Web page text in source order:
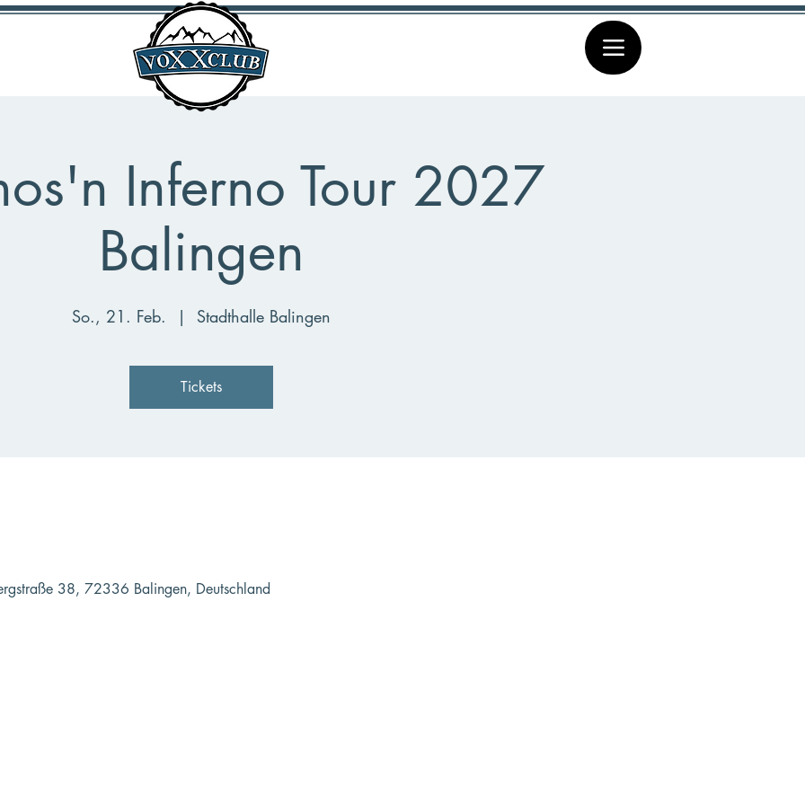
Inferno Tour 2027
Balingen
So., 21. Feb.
  |
Stadthalle Balingen
Tickets
38, 72336 Balingen, Deutschland